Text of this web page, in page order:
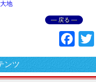
地
― 戻る ―
ンツ